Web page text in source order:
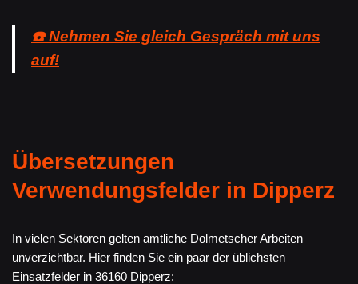
☎️ Nehmen Sie gleich Gespräch mit uns
auf!
Übersetzungen
Verwendungsfelder in Dipperz
In vielen Sektoren gelten amtliche Dolmetscher Arbeiten
unverzichtbar. Hier finden Sie ein paar der üblichsten
Einsatzfelder in 36160 Dipperz: